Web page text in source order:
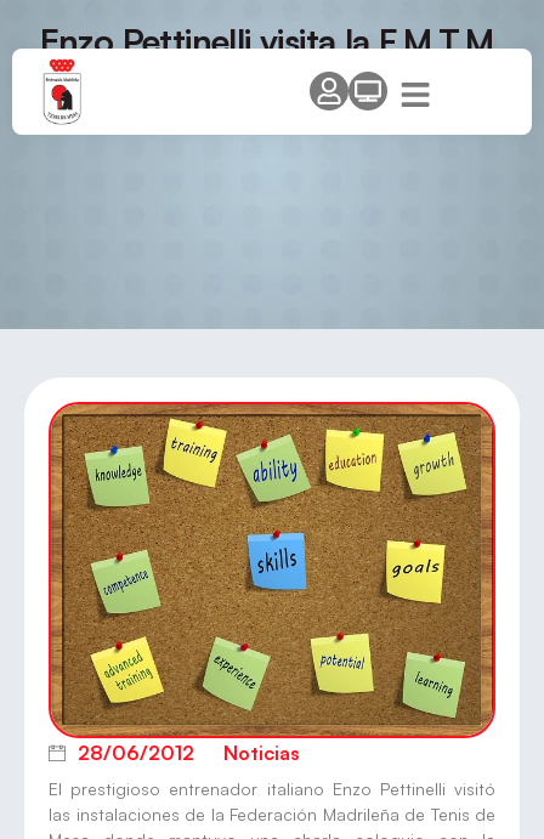
Enzo Pettinelli visita la F.M.T.M.
28/06/2012 Noticias
El prestigioso entrenador italiano Enzo Pettinelli visitó
las instalaciones de la Federación Madrileña de Tenis de